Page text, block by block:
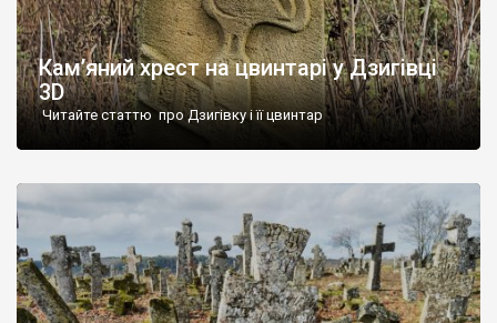
Кам’яний хрест на цвинтарі у Дзигівці
3D
Читайте статтю про Дзигівку і її цвинтар